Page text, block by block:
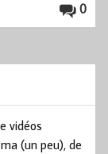
0
vidéos
(un peu), de